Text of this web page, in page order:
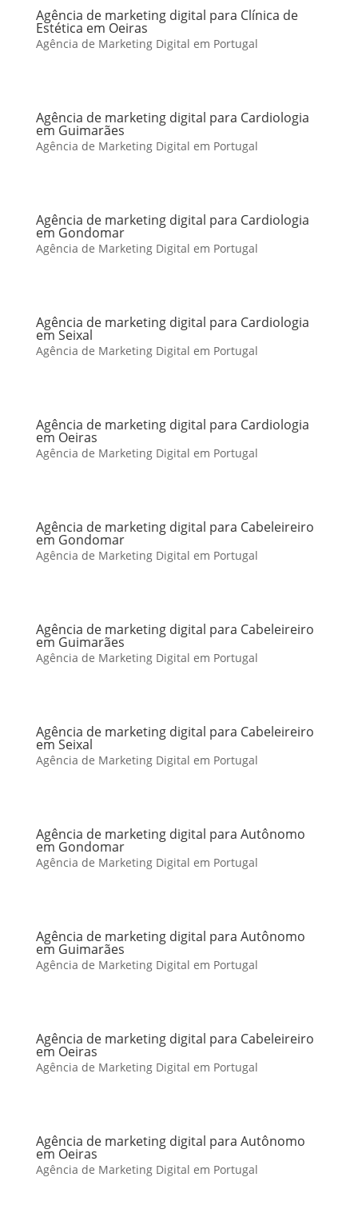
Agência de marketing digital para Clínica de
Estética em Oeiras
Agência de Marketing Digital em Portugal
Agência de marketing digital para Cardiologia
em Guimarães
Agência de Marketing Digital em Portugal
Agência de marketing digital para Cardiologia
em Gondomar
Agência de Marketing Digital em Portugal
Agência de marketing digital para Cardiologia
em Seixal
Agência de Marketing Digital em Portugal
Agência de marketing digital para Cardiologia
em Oeiras
Agência de Marketing Digital em Portugal
Agência de marketing digital para Cabeleireiro
em Gondomar
Agência de Marketing Digital em Portugal
Agência de marketing digital para Cabeleireiro
em Guimarães
Agência de Marketing Digital em Portugal
Agência de marketing digital para Cabeleireiro
em Seixal
Agência de Marketing Digital em Portugal
Agência de marketing digital para Autônomo
em Gondomar
Agência de Marketing Digital em Portugal
Agência de marketing digital para Autônomo
em Guimarães
Agência de Marketing Digital em Portugal
Agência de marketing digital para Cabeleireiro
em Oeiras
Agência de Marketing Digital em Portugal
Agência de marketing digital para Autônomo
em Oeiras
Agência de Marketing Digital em Portugal